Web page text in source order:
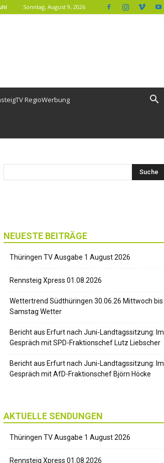
Sonntag, August 9, 2026
RegioWerbung
NEUESTE BEITRÄGE
Thüringen TV Ausgabe 1 August 2026
Rennsteig Xpress 01.08.2026
Wettertrend Südthüringen 30.06.26 Mittwoch bis
Samstag Wetter
Bericht aus Erfurt nach Juni-Landtagssitzung: Im
Gespräch mit SPD-Fraktionschef Lutz Liebscher
Bericht aus Erfurt nach Juni-Landtagssitzung: Im
Gespräch mit AfD-Fraktionschef Björn Höcke
AKTUELLE SENDUNGEN
Thüringen TV Ausgabe 1 August 2026
Rennsteig Xpress 01.08.2026